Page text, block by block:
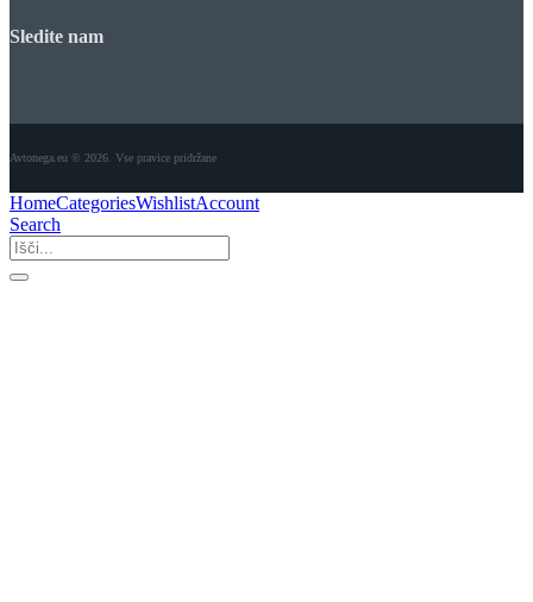
Sledite nam
Avtonega.eu © 2026. Vse pravice pridržane
HomeCategoriesWishlistAccount
Search